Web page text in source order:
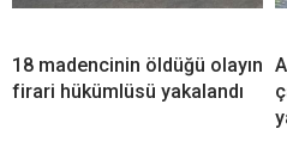
18 madencinin öldüğü olayın
firari hükümlüsü yakalandı